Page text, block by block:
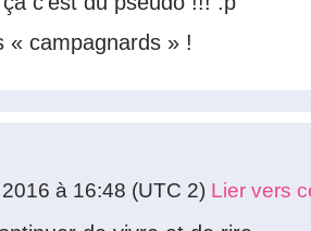
« campagnards » !
à 16:48 (UTC 2) Lier vers